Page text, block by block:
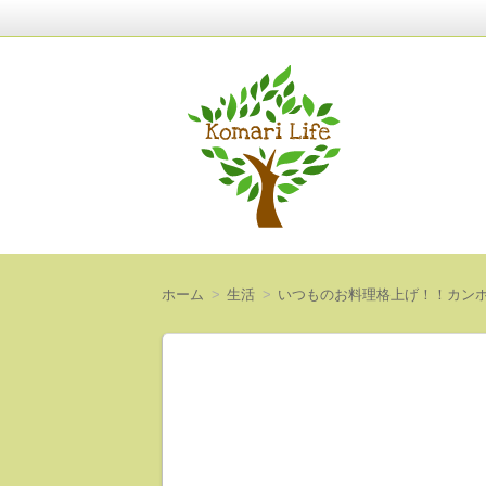
Komari Life
ホーム 生活 いつものお料理格上げ！！カン